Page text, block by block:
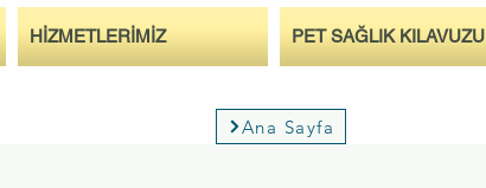
HİZMETLERİMİZ PET SAĞLIK KILAVUZU
Ana Sayfa